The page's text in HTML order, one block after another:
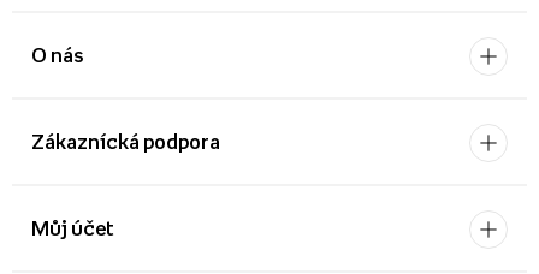
O nás
Zákaznícká podpora
Můj účet